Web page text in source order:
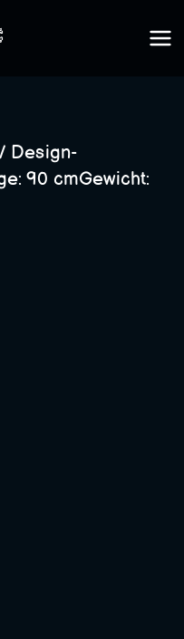
chmie
de
/ Design-
90 cmGewicht: